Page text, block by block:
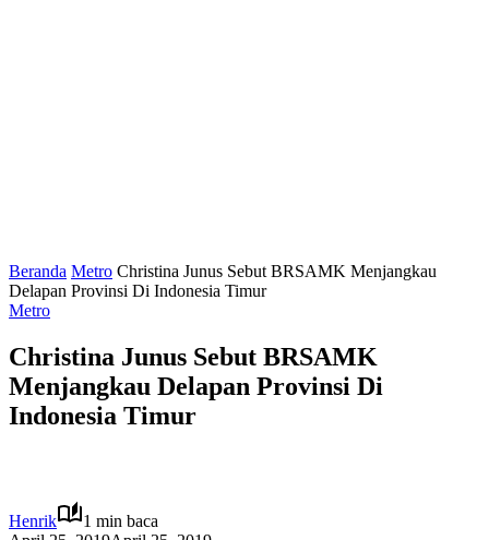
Beranda Metro Christina Junus Sebut BRSAMK Menjangkau
Delapan Provinsi Di Indonesia Timur
Metro
Christina Junus Sebut BRSAMK
Menjangkau Delapan Provinsi Di
Indonesia Timur
Henrik
1 min baca